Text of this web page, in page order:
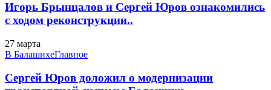
Игорь Брынцалов и Сергей Юров ознакомились
с ходом реконструкции..
27 марта
В БалашихеГлавное
Сергей Юров доложил о модернизации